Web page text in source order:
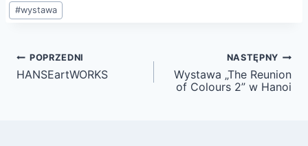
#wystawa
Nawigacja
wpisu
POPRZEDNI
HANSEartWORKS
NASTĘPNY
Wystawa „The Reunion
of Colours 2” w Hanoi